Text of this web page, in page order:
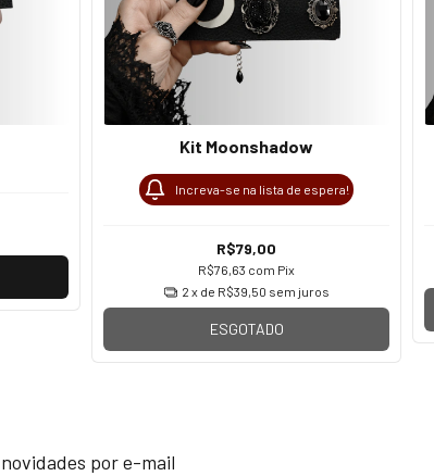
Kit Moonshadow
Increva-se na lista de espera!
R$79,00
R$76,63 com Pix
2 x de R$39,50 sem juros
ESGOTADO
por e-mail